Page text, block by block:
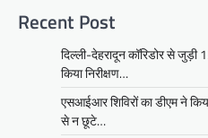
Recent Post
दिल्ली-देहरादून कॉरिडोर से जुड़ी
किया निरीक्षण…
एसआईआर शिविरों का डीएम ने
से न छूटे…